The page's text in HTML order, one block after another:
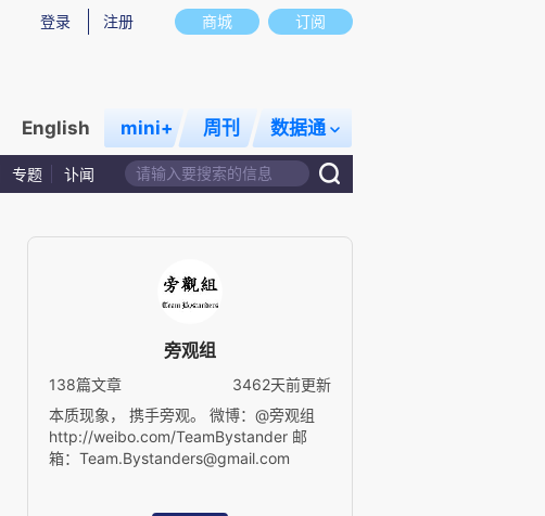
商城 订阅
登录 注册
English mini+ 周刊 数据通
专题 讣闻
旁观组
138篇文章
3462天前更新
本质现象， 携手旁观。 微博：@旁观组
http://weibo.com/TeamBystander 邮
箱：Team.Bystanders@gmail.com